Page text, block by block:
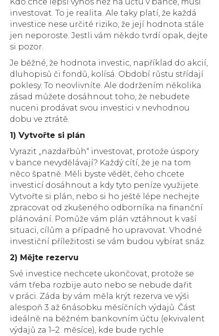
investovat. To je realita. Ale taky platí, že každá
investice nese určité riziko, že její hodnota stále
jen neporoste. Jestli vám někdo tvrdí opak, dejte
si pozor.
Je běžné, že hodnota investic, například do akcií,
dluhopisů či fondů, kolísá. Období růstu střídají
poklesy. To neovlivníte. Ale dodržením několika
zásad můžete dosáhnout toho, že nebudete
nuceni prodávat svou investici v nevhodnou
dobu ve ztrátě.
1) Vytvořte si plán
Vyrazit „nazdařbůh“ investovat, protože úspory
v bance nevydělávají? Každý cítí, že je na tom
něco špatně. Měli byste vědět, čeho chcete
investicí dosáhnout a kdy tyto peníze využijete.
Vytvořte si plán, nebo si ho ještě lépe nechejte
zpracovat od zkušeného odborníka na finanční
plánování. Pomůže vám plán vztáhnout k vaší
situaci, cílům a případně ho upravovat. Vhodné
investiční příležitosti se vám budou vybírat snáz.
2) Mějte rezervu
Své investice nechcete ukončovat, protože se
vám třeba rozbije auto nebo se nebude dařit
v práci. Záda by vám měla krýt rezerva ve výši
alespoň 3 až 6násobku měsíčních výdajů. Část
ideálně na běžném bankovním účtu (ekvivalent
výdajů za 1–2 měsíce), kde bude rychle